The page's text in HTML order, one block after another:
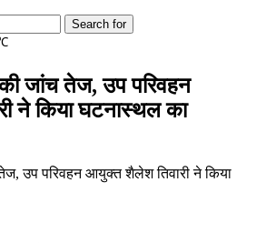
Search for
जांच तेज, उप परिवहन
ने किया घटनास्थल का
उप परिवहन आयुक्त शैलेश तिवारी ने किया